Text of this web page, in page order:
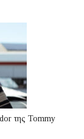
της Tommy